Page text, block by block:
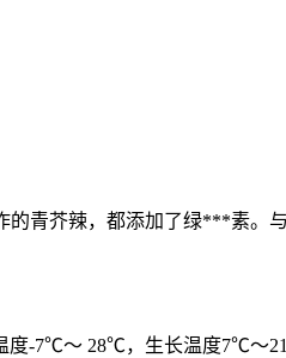
青芥辣，都添加了绿***素。
度-7℃～ 28℃，生长温度7℃～